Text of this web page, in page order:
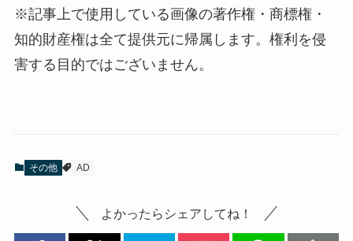
※記事上で使用している画像の著作権・商標権・
知的財産権は全て提供元に帰属します。権利を侵
害する目的ではございません。
その他 AD
よかったらシェアしてね！